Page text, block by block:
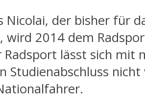
Nicolai, der bisher für
2014 dem
Radsport lässt sich mit
Studienabschluss nicht